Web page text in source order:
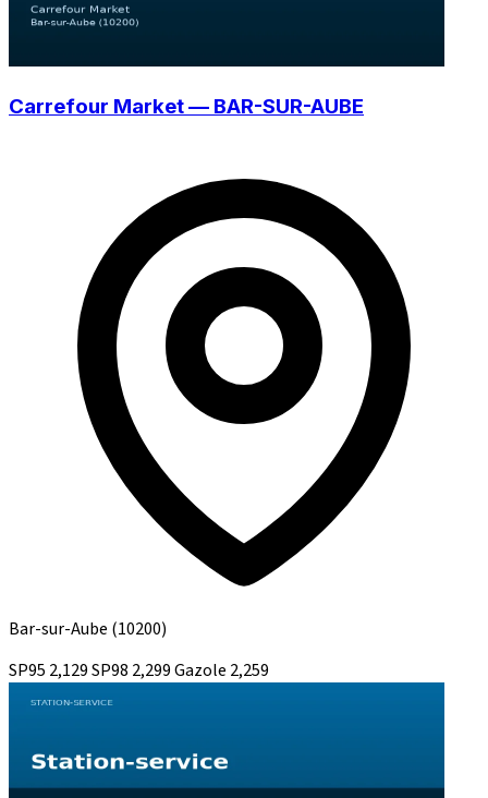
Carrefour Market — BAR-SUR-AUBE
Bar-sur-Aube (10200)
SP95 2,129SP98 2,299Gazole 2,259